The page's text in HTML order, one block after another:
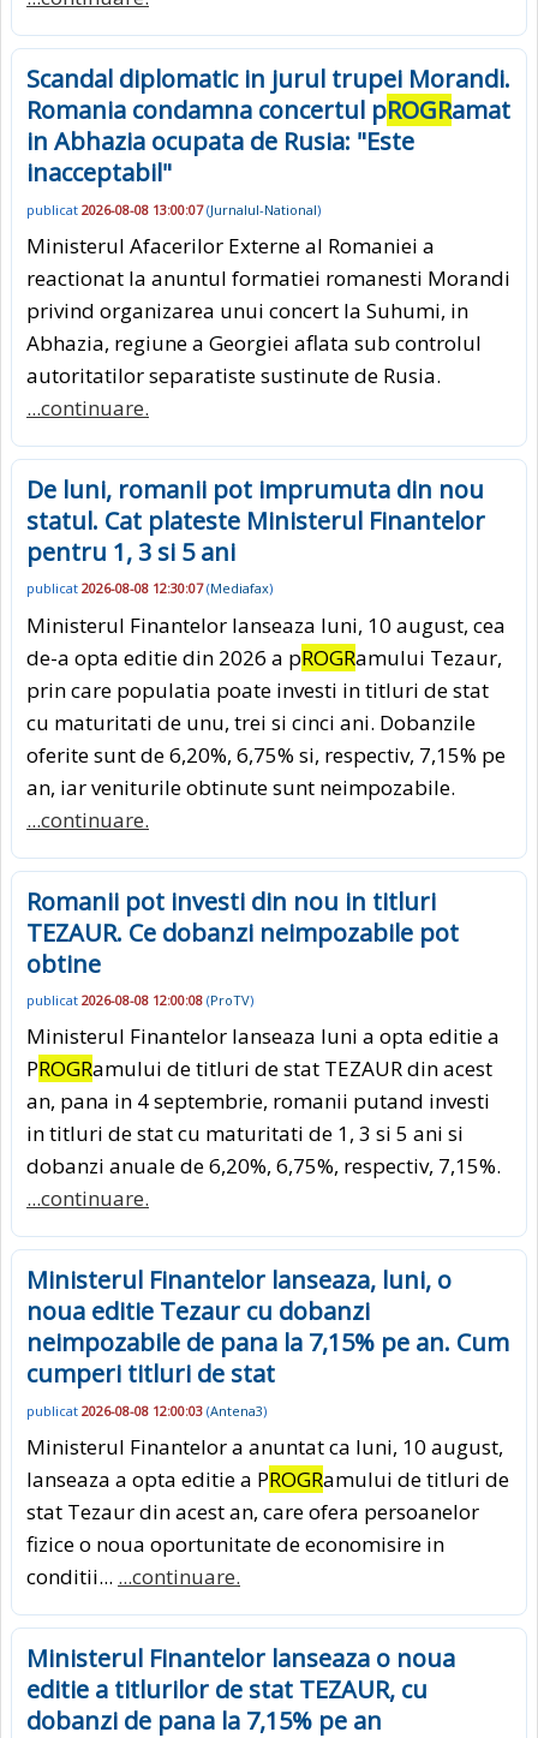
Scandal diplomatic in jurul trupei Morandi.
Romania condamna concertul pROGRamat
in Abhazia ocupata de Rusia: "Este
inacceptabil"
publicat 2026-08-08 13:00:07(Jurnalul-National)
Ministerul Afacerilor Externe al Romaniei a
reactionat la anuntul formatiei romanesti Morandi
privind organizarea unui concert la Suhumi, in
Abhazia, regiune a Georgiei aflata sub controlul
autoritatilor separatiste sustinute de Rusia.
...continuare.
De luni, romanii pot imprumuta din nou
statul. Cat plateste Ministerul Finantelor
pentru 1, 3 si 5 ani
publicat 2026-08-08 12:30:07(Mediafax)
Ministerul Finantelor lanseaza luni, 10 august, cea
de-a opta editie din 2026 a pROGRamului Tezaur,
prin care populatia poate investi in titluri de stat
cu maturitati de unu, trei si cinci ani. Dobanzile
oferite sunt de 6,20%, 6,75% si, respectiv, 7,15% pe
an, iar veniturile obtinute sunt neimpozabile.
...continuare.
Romanii pot investi din nou in titluri
TEZAUR. Ce dobanzi neimpozabile pot
obtine
publicat 2026-08-08 12:00:08 (ProTV)
Ministerul Finantelor lanseaza luni a opta editie a
PROGRamului de titluri de stat TEZAUR din acest
an, pana in 4 septembrie, romanii putand investi
in titluri de stat cu maturitati de 1, 3 si 5 ani si
dobanzi anuale de 6,20%, 6,75%, respectiv, 7,15%.
...continuare.
Ministerul Finantelor lanseaza, luni, o
noua editie Tezaur cu dobanzi
neimpozabile de pana la 7,15% pe an. Cum
cumperi titluri de stat
publicat 2026-08-08 12:00:03 (Antena3)
Ministerul Finantelor a anuntat ca luni, 10 august,
lanseaza a opta editie a PROGRamului de titluri de
stat Tezaur din acest an, care ofera persoanelor
fizice o noua oportunitate de economisire in
conditii... ...continuare.
Ministerul Finantelor lanseaza o noua
editie a titlurilor de stat TEZAUR, cu
dobanzi de pana la 7,15% pe an